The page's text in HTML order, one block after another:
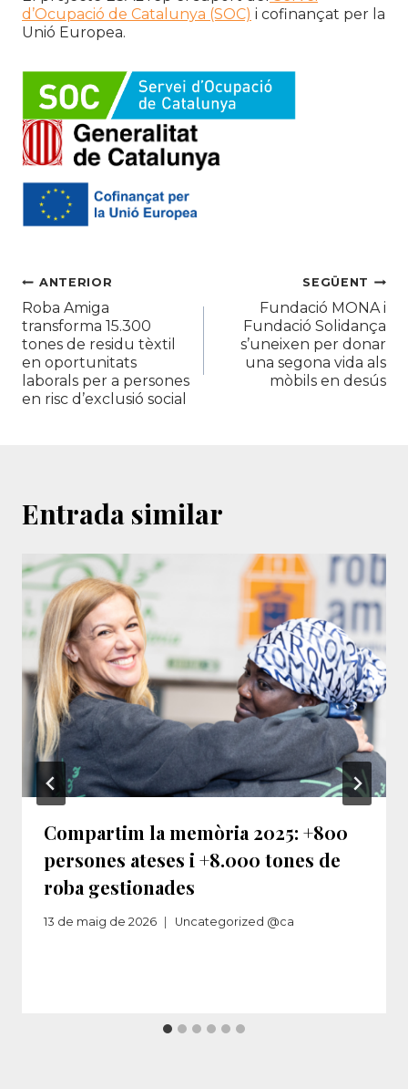
d’Ocupació de Catalunya (SOC) i cofinançat per la
Unió Europea.
Navegació
d'entrades
ANTERIOR
Roba Amiga
transforma 15.300
tones de residu tèxtil
en oportunitats
laborals per a persones
en risc d’exclusió social
SEGÜENT
Fundació MONA i
Fundació Solidança
s’uneixen per donar
una segona vida als
mòbils en desús
Entrada similar
Compartim la memòria 2025: +800
persones ateses i +8.000 tones de
roba gestionades
13 de maig de 2026 Uncategorized @ca